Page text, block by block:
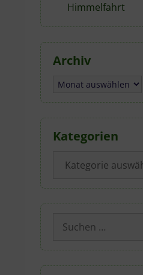
Himmelfahrt
Archiv
Archiv
Kategorien
Suchen
nach: